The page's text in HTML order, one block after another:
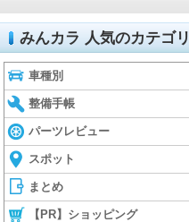
みんカラ 人気のカテゴリ
車種別
整備手帳
パーツレビュー
スポット
まとめ
【PR】ショッピング